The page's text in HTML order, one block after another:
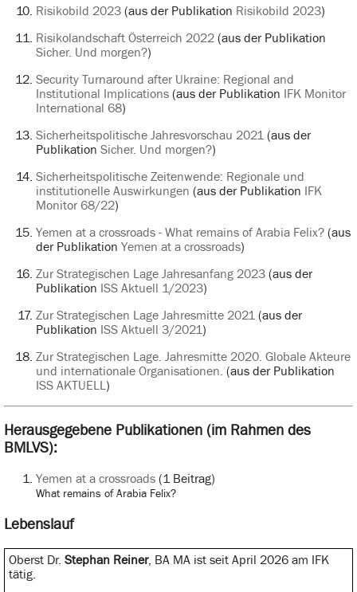
Risikobild 2023(aus der Publikation Risikobild 2023)
Risikolandschaft Österreich 2022(aus der Publikation
Sicher. Und morgen?)
Security Turnaround after Ukraine: Regional and
Institutional Implications(aus der Publikation IFK Monitor
International 68)
Sicherheitspolitische Jahresvorschau 2021(aus der
Publikation Sicher. Und morgen?)
Sicherheitspolitische Zeitenwende: Regionale und
institutionelle Auswirkungen (aus der Publikation IFK
Monitor 68/22)
Yemen at a crossroads - What remains of Arabia Felix?(aus
der Publikation Yemen at a crossroads)
Zur Strategischen Lage Jahresanfang 2023(aus der
Publikation ISS Aktuell 1/2023)
Zur Strategischen Lage Jahresmitte 2021(aus der
Publikation ISS Aktuell 3/2021)
Zur Strategischen Lage. Jahresmitte 2020. Globale Akteure
und internationale Organisationen. (aus der Publikation
ISS AKTUELL)
Herausgegebene Publikationen (im Rahmen des
BMLVS):
Yemen at a crossroads(1 Beitrag)
What remains of Arabia Felix?
Lebenslauf
Oberst Dr. Stephan Reiner, BA MA ist seit April 2026 am IFK
tätig.